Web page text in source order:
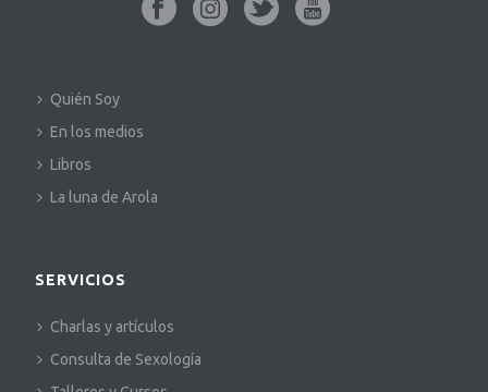
Quién Soy
En los medios
Libros
La luna de Arola
SERVICIOS
Charlas y artículos
Consulta de Sexología